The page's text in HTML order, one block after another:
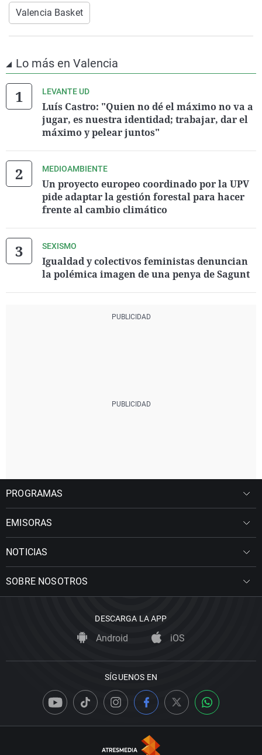
Valencia Basket
Lo más en Valencia
LEVANTE UD
Luís Castro: "Quien no dé el máximo no va a
jugar, es nuestra identidad; trabajar, dar el
máximo y pelear juntos"
MEDIOAMBIENTE
Un proyecto europeo coordinado por la UPV
pide adaptar la gestión forestal para hacer
frente al cambio climático
SEXISMO
Igualdad y colectivos feministas denuncian
la polémica imagen de una penya de Sagunt
PROGRAMAS
EMISORAS
NOTICIAS
SOBRE NOSOTROS
DESCARGA LA APP
Android iOS
SÍGUENOS EN